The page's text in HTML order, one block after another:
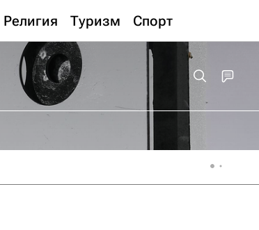
Религия Туризм Спорт